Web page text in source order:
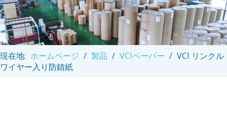
現在地: ホームページ / 製品 / VCIペーパー / VCI リンクル
ワイヤー入り防錆紙